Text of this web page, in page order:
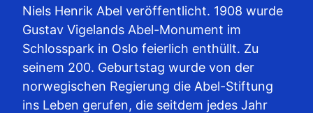
Niels Henrik Abel veröffentlicht. 1908 wurde
Gustav Vigelands Abel-Monument im
Schlosspark in Oslo feierlich enthüllt. Zu
seinem 200. Geburtstag wurde von der
norwegischen Regierung die Abel-Stiftung
ins Leben gerufen, die seitdem jedes Jahr